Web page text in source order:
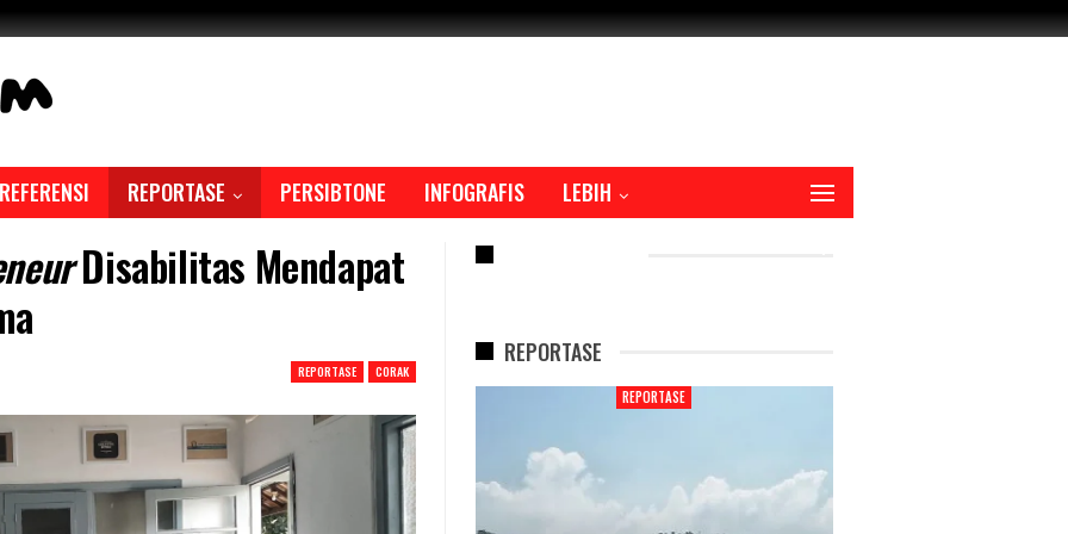
REFERENSI REPORTASE PERSIBTONE INFOGRAFIS LEBIH
Disabilitas Mendapat
REPORTASE CORAK
REPORTASE
REPORTASE